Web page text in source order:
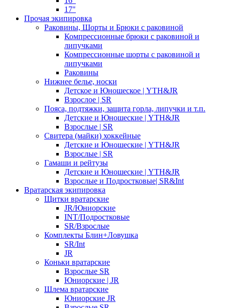
17"
Прочая экипировка
Раковины, Шорты и Брюки с раковиной
Компрессионные брюки с раковиной и
липучками
Компрессионные шорты с раковиной и
липучками
Раковины
Нижнее белье, носки
Детское и Юношеское | YTH&JR
Взрослое | SR
Пояса, подтяжки, защита горла, липучки и т.п.
Детские и Юношеские | YTH&JR
Взрослые | SR
Свитера (майки) хоккейные
Детские и Юношеские | YTH&JR
Взрослые | SR
Гамаши и рейтузы
Детские и Юношеские | YTH&JR
Взрослые и Подростковые| SR&Int
Вратарская экипировка
Щитки вратарские
JR/Юниорские
INT/Подростковые
SR/Взрослые
Комплекты Блин+Ловушка
SR/Int
JR
Коньки вратарские
Взрослые SR
Юниорские | JR
Шлема вратарские
Юниорские JR